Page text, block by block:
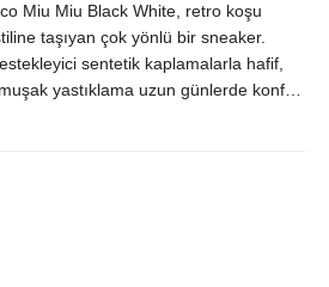
Miu Miu Black White, retro koşu
taşıyan çok yönlü bir sneaker.
sentetik kaplamalarla hafif,
yastıklama uzun günlerde konfor
yürüyüş ve seyahat için ideal. Unisex
tek çiftte buluşturur.